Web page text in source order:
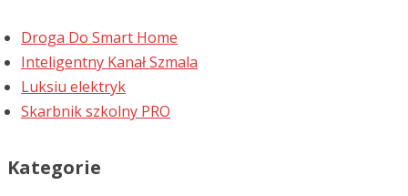
Droga Do Smart Home
Inteligentny Kanał Szmala
Luksiu elektryk
Skarbnik szkolny PRO
Kategorie